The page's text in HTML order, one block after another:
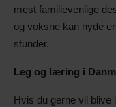
mest familievenlige
og voksne kan nyde
stunder.
Leg og læring i
Hvis du gerne vil blive